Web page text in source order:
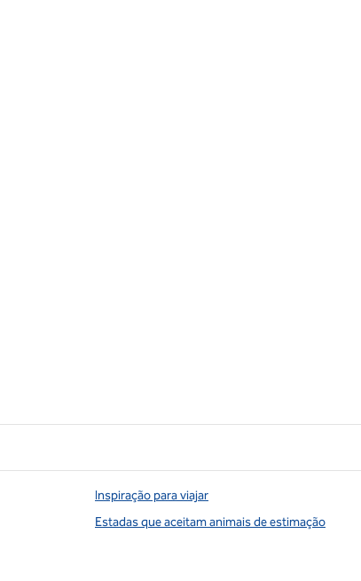
Inspiração para viajar
Estadas que aceitam animais de estimação